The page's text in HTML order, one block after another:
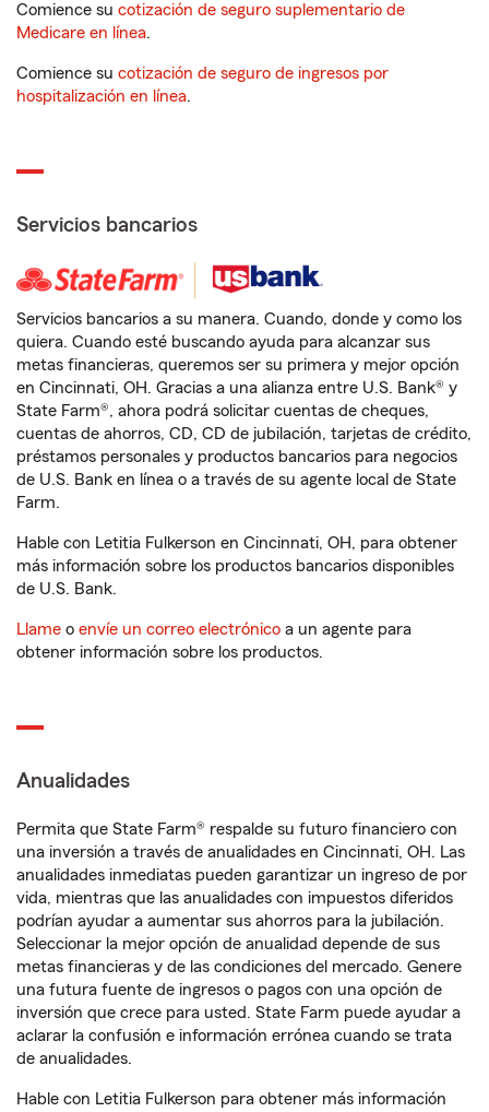
Comience su cotización de seguro suplementario de
Medicare en línea.
Comience su cotización de seguro de ingresos por
hospitalización en línea.
Servicios bancarios
Servicios bancarios a su manera. Cuando, donde y como los
quiera. Cuando esté buscando ayuda para alcanzar sus
metas financieras, queremos ser su primera y mejor opción
en Cincinnati, OH. Gracias a una alianza entre U.S. Bank® y
State Farm®, ahora podrá solicitar cuentas de cheques,
cuentas de ahorros, CD, CD de jubilación, tarjetas de crédito,
préstamos personales y productos bancarios para negocios
de U.S. Bank en línea o a través de su agente local de State
Farm.
Hable con Letitia Fulkerson en Cincinnati, OH, para obtener
más información sobre los productos bancarios disponibles
de U.S. Bank.
Llame o envíe un correo electrónico a un agente para
obtener información sobre los productos.
Anualidades
Permita que State Farm® respalde su futuro financiero con
una inversión a través de anualidades en Cincinnati, OH. Las
anualidades inmediatas pueden garantizar un ingreso de por
vida, mientras que las anualidades con impuestos diferidos
podrían ayudar a aumentar sus ahorros para la jubilación.
Seleccionar la mejor opción de anualidad depende de sus
metas financieras y de las condiciones del mercado. Genere
una futura fuente de ingresos o pagos con una opción de
inversión que crece para usted. State Farm puede ayudar a
aclarar la confusión e información errónea cuando se trata
de anualidades.
Hable con Letitia Fulkerson para obtener más información